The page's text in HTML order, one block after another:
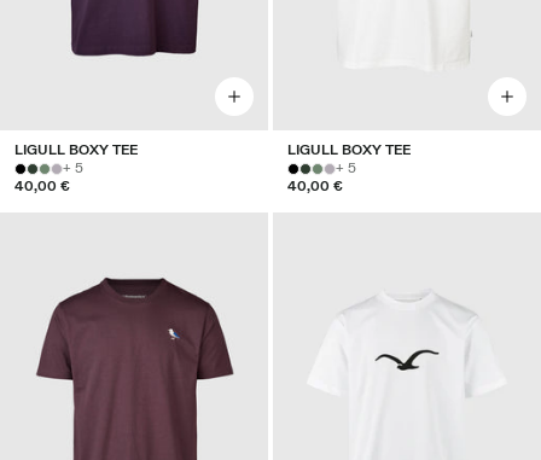
LIGULL BOXY TEE
+ 5
40,00 €
LIGULL BOXY TEE
+ 5
40,00 €